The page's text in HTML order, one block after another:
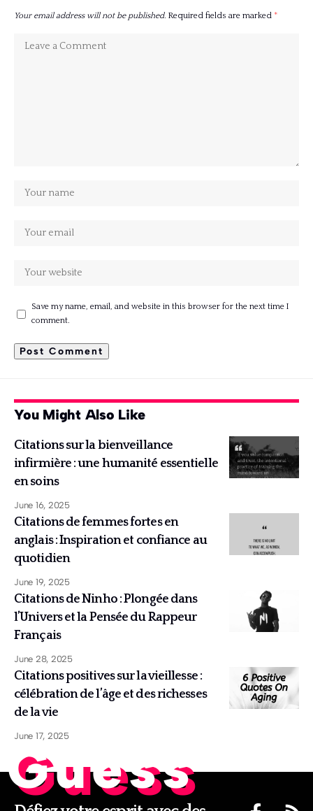
Your email address will not be published. Required fields are marked *
Save my name, email, and website in this browser for the next time I
comment.
You Might Also Like
Citations sur la bienveillance
infirmière : une humanité essentielle
en soins
June 16, 2025
Citations de femmes fortes en
anglais : Inspiration et confiance au
quotidien
June 19, 2025
Citations de Ninho : Plongée dans
l’Univers et la Pensée du Rappeur
Français
June 28, 2025
Citations positives sur la vieillesse :
célébration de l’âge et des richesses
de la vie
June 17, 2025
Guess